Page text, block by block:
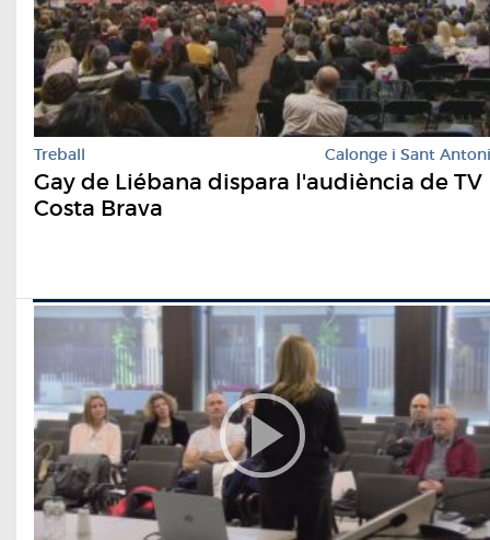
Treball Calonge i Sant Antoni
Gay de Liébana dispara l'audiència de TV
Costa Brava